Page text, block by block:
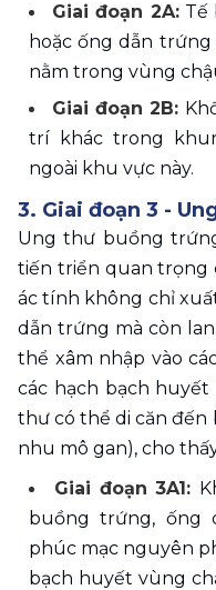
Giai đoạn 2A: Tế
hoặc ống dẫn
nằm trong vùng
Giai đoạn 2B:
trí khác trong
ngoài khu vực này.
3. Giai đoạn 3 -
Ung thư buồng
tiến triển quan trọng
ác tính không chỉ
dẫn trứng mà còn
thể xâm nhập vào
các hạch bạch huyết
thư có thể di căn đến
nhu mô gan), cho
Giai đoạn 3A1:
buồng trứng, ống
phúc mạc nguyên
bạch huyết vùng